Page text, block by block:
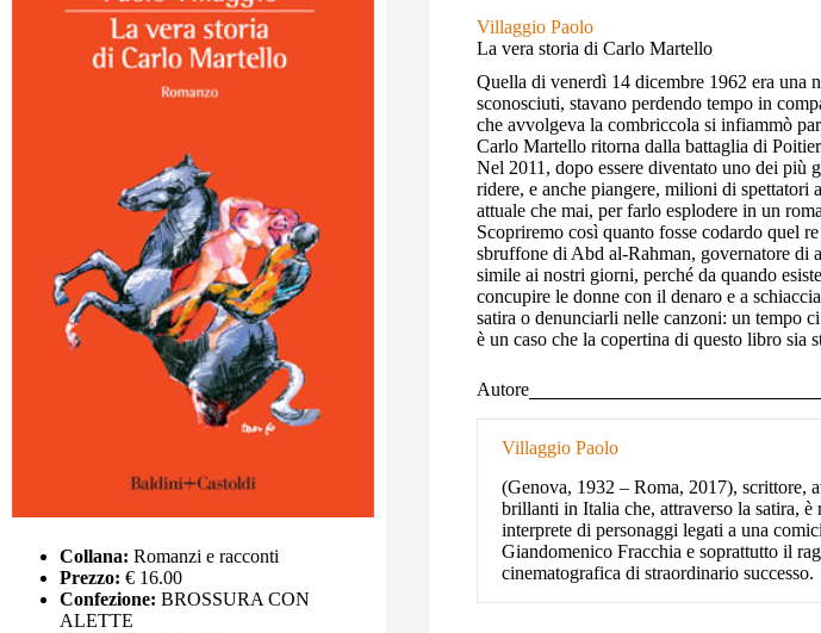
Villaggio Paolo
La vera storia di Carlo Martello
Quella di venerdì 14 dicembre 1962 era una
sconosciuti, stavano perdendo tempo in
che avvolgeva la combriccola si infiammò
Carlo Martello ritorna dalla battaglia di
Nel 2011, dopo essere diventato uno dei più
ridere, e anche piangere, milioni di
attuale che mai, per farlo esplodere in un
Scopriremo così quanto fosse codardo quel
sbruffone di Abd al-Rahman, governatore
simile ai nostri giorni, perché da quando
concupire le donne con il denaro e a
satira o denunciarli nelle canzoni: un tempo
è un caso che la copertina di questo libro sia
Autore
Villaggio Paolo
(Genova, 1932 – Roma, 2017), scrittore,
brillanti in Italia che, attraverso la satira,
interprete di personaggi legati a una
Giandomenico Fracchia e soprattutto il
cinematografica di straordinario successo.
Collana: Romanzi e racconti
Prezzo: € 16.00
Confezione: BROSSURA CON
ALETTE